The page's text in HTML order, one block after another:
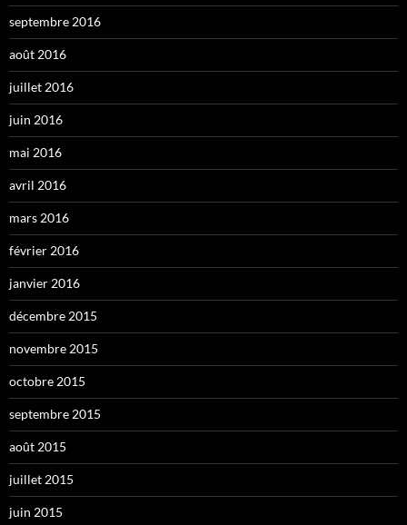
septembre 2016
août 2016
juillet 2016
juin 2016
mai 2016
avril 2016
mars 2016
février 2016
janvier 2016
décembre 2015
novembre 2015
octobre 2015
septembre 2015
août 2015
juillet 2015
juin 2015